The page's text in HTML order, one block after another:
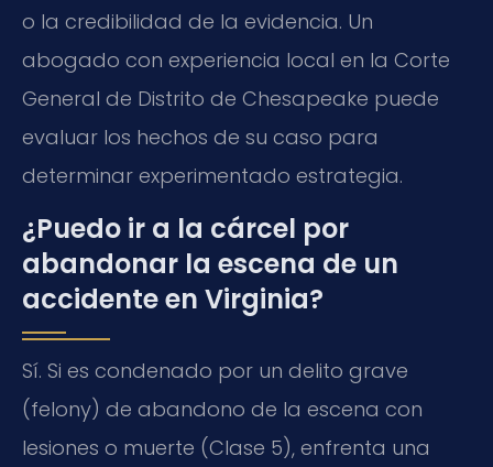
o la credibilidad de la evidencia. Un
abogado con experiencia local en la Corte
General de Distrito de Chesapeake puede
evaluar los hechos de su caso para
determinar experimentado estrategia.
¿Puedo ir a la cárcel por
abandonar la escena de un
accidente en Virginia?
Sí. Si es condenado por un delito grave
(felony) de abandono de la escena con
lesiones o muerte (Clase 5), enfrenta una